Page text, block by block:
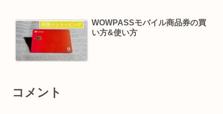
韓国☆ショッピング
WOWPASSモバイル商品券の買
い方&使い方
コメント